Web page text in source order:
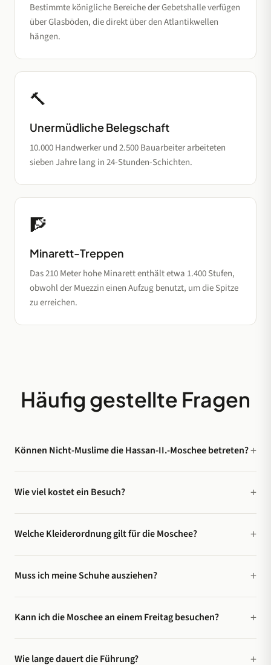
Bestimmte königliche Bereiche der Gebetshalle verfügen
über Glasböden, die direkt über den Atlantikwellen
hängen.
🔨
Unermüdliche Belegschaft
10.000 Handwerker und 2.500 Bauarbeiter arbeiteten
sieben Jahre lang in 24-Stunden-Schichten.
🧗
Minarett-Treppen
Das 210 Meter hohe Minarett enthält etwa 1.400 Stufen,
obwohl der Muezzin einen Aufzug benutzt, um die Spitze
zu erreichen.
Häufig gestellte Fragen
Können Nicht-Muslime die Hassan-II.-Moschee betreten?
Wie viel kostet ein Besuch?
Welche Kleiderordnung gilt für die Moschee?
Muss ich meine Schuhe ausziehen?
Kann ich die Moschee an einem Freitag besuchen?
Wie lange dauert die Führung?